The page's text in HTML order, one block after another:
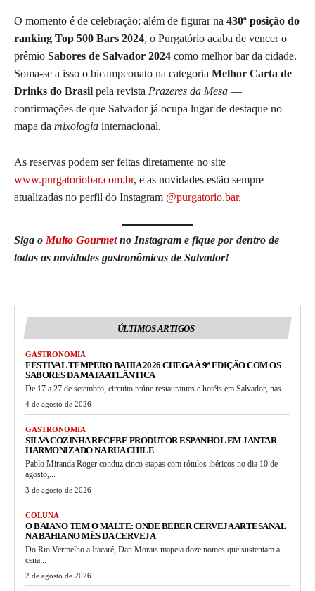
O momento é de celebração: além de figurar na 430ª posição do
ranking Top 500 Bars 2024, o Purgatório acaba de vencer o
prêmio Sabores de Salvador 2024 como melhor bar da cidade.
Soma-se a isso o bicampeonato na categoria Melhor Carta de
Drinks do Brasil pela revista Prazeres da Mesa —
confirmações de que Salvador já ocupa lugar de destaque no
mapa da mixologia internacional.
As reservas podem ser feitas diretamente no site
www.purgatoriobar.com.br, e as novidades estão sempre
atualizadas no perfil do Instagram @purgatorio.bar.
Siga o Muito Gourmetno Instagram e fique por dentro de
todas as novidades gastronômicas de Salvador!
ÚLTIMOS ARTIGOS
GASTRONOMIA
FESTIVAL TEMPERO BAHIA 2026 CHEGA À 9ª EDIÇÃO COM OS
SABORES DA MATA ATLÂNTICA
De 17 a 27 de setembro, circuito reúne restaurantes e hotéis em Salvador, nas...
4 de agosto de 2026
GASTRONOMIA
SILVA COZINHA RECEBE PRODUTOR ESPANHOL EM JANTAR
HARMONIZADO NA RUA CHILE
Pablo Miranda Roger conduz cinco etapas com rótulos ibéricos no dia 10 de
agosto,...
3 de agosto de 2026
COLUNA
O BAIANO TEM O MALTE: ONDE BEBER CERVEJA ARTESANAL
NA BAHIA NO MÊS DA CERVEJA
Do Rio Vermelho a Itacaré, Dan Morais mapeia doze nomes que sustentam a
cena...
2 de agosto de 2026